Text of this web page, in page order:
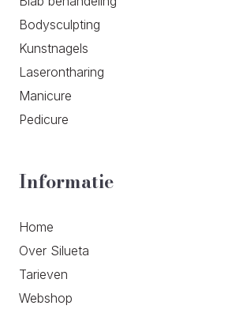
Bodysculpting
Kunstnagels
Laserontharing
Manicure
Pedicure
Informatie
Home
Over Silueta
Tarieven
Webshop